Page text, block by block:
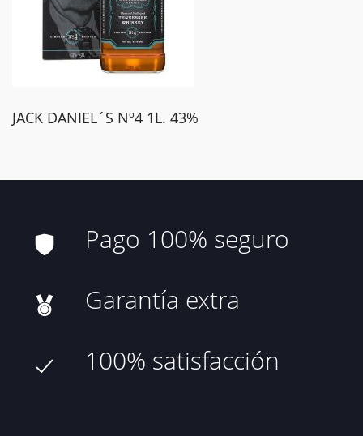
JACK DANIEL´S Nº4 1L. 43%
Pago 100% seguro
Garantía extra
100% satisfacción